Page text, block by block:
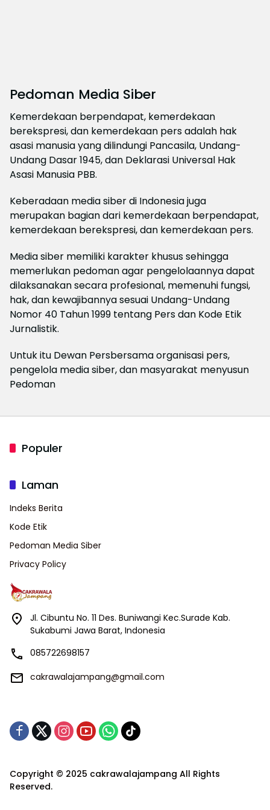
Pedoman Media Siber
Kemerdekaan berpendapat, kemerdekaan
berekspresi, dan kemerdekaan pers adalah hak
asasi manusia yang dilindungi Pancasila, Undang-
Undang Dasar 1945, dan Deklarasi Universal Hak
Asasi Manusia PBB.
Keberadaan media siber di Indonesia juga
merupakan bagian dari kemerdekaan berpendapat,
kemerdekaan berekspresi, dan kemerdekaan pers.
Media siber memiliki karakter khusus sehingga
memerlukan pedoman agar pengelolaannya dapat
dilaksanakan secara profesional, memenuhi fungsi,
hak, dan kewajibannya sesuai Undang-Undang
Nomor 40 Tahun 1999 tentang Pers dan Kode Etik
Jurnalistik.
Untuk itu Dewan Persbersama organisasi pers,
pengelola media siber, dan masyarakat menyusun
Pedoman
Populer
Laman
Indeks Berita
Kode Etik
Pedoman Media Siber
Privacy Policy
Jl. Cibuntu No. 11 Des. Buniwangi Kec.Surade Kab.
Sukabumi Jawa Barat, Indonesia
085722698157
cakrawalajampang@gmail.com
Copyright © 2025 cakrawalajampang All Rights
Reserved.